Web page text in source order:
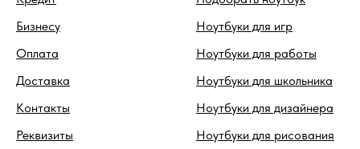
Бизнесу
Оплата
Доставка
Контакты
Реквизиты
Ноутбуки для игр
Ноутбуки для работы
Ноутбуки для школьника
Ноутбуки для дизайнера
Ноутбуки для рисования